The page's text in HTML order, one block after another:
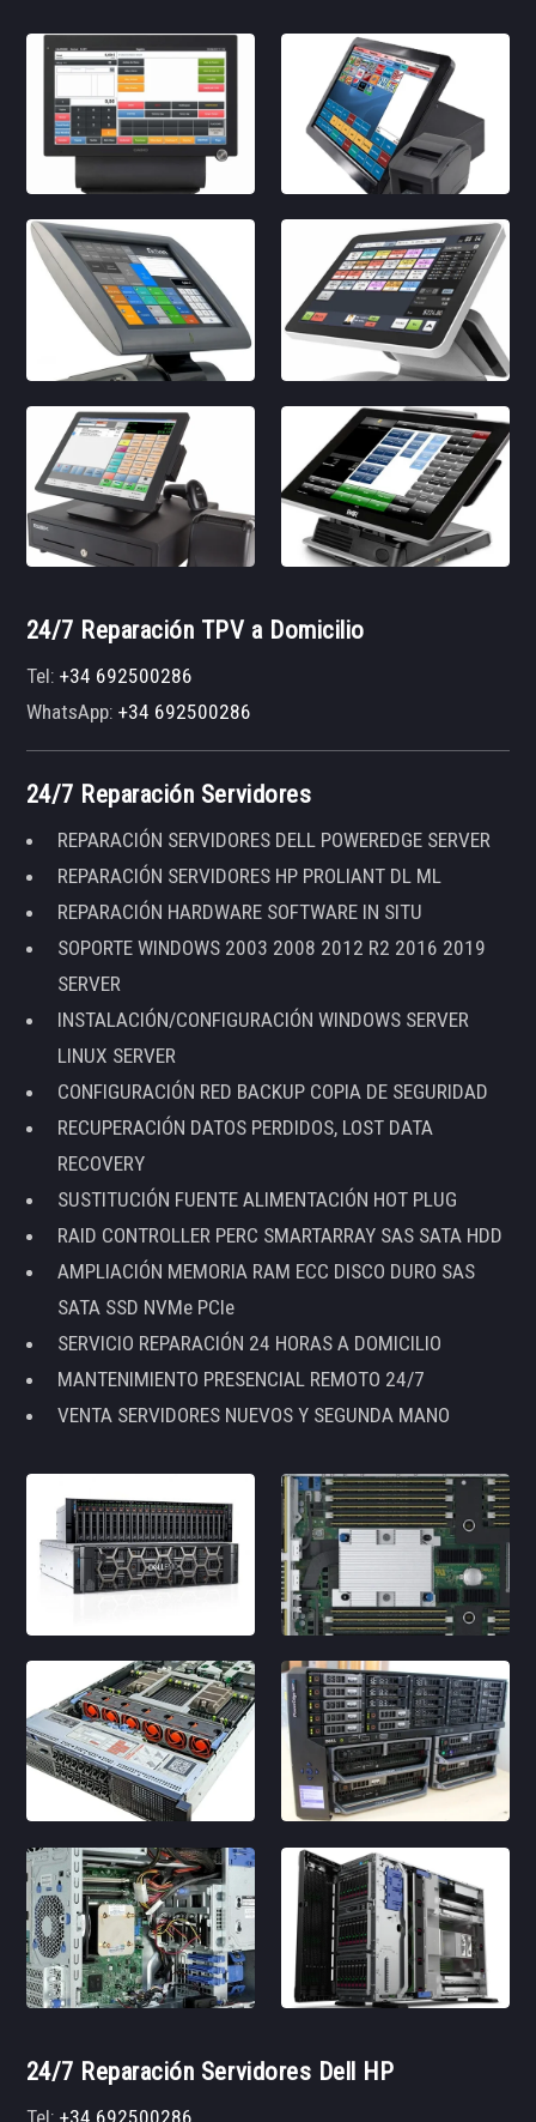
24/7 Reparación TPV a Domicilio
Tel:+34 692500286
WhatsApp:+34 692500286
24/7 Reparación Servidores
REPARACIÓN SERVIDORES DELL POWEREDGE SERVER
REPARACIÓN SERVIDORES HP PROLIANT DL ML
REPARACIÓN HARDWARE SOFTWARE IN SITU
SOPORTE WINDOWS 2003 2008 2012 R2 2016 2019
SERVER
INSTALACIÓN/CONFIGURACIÓN WINDOWS SERVER
LINUX SERVER
CONFIGURACIÓN RED BACKUP COPIA DE SEGURIDAD
RECUPERACIÓN DATOS PERDIDOS, LOST DATA
RECOVERY
SUSTITUCIÓN FUENTE ALIMENTACIÓN HOT PLUG
RAID CONTROLLER PERC SMARTARRAY SAS SATA HDD
AMPLIACIÓN MEMORIA RAM ECC DISCO DURO SAS
SATA SSD NVMe PCIe
SERVICIO REPARACIÓN 24 HORAS A DOMICILIO
MANTENIMIENTO PRESENCIAL REMOTO 24/7
VENTA SERVIDORES NUEVOS Y SEGUNDA MANO
24/7 Reparación Servidores Dell HP
Tel:+34 692500286